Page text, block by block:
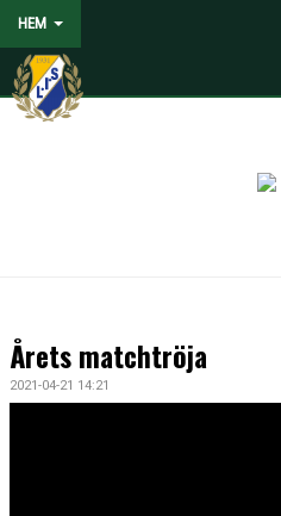
HEM
HEM
BLI PARTNER TILL LIS
Årets matchtröja
2021-04-21 14:21